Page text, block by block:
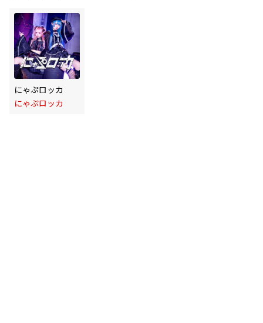
にゃぷロッカ
にゃぷロッカ